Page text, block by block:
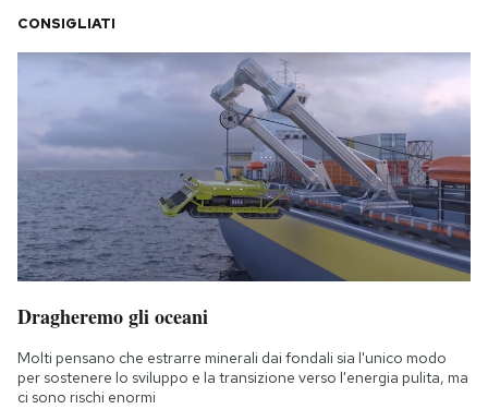
CONSIGLIATI
Dragheremo gli oceani
Molti pensano che estrarre minerali dai fondali sia l'unico modo
per sostenere lo sviluppo e la transizione verso l'energia pulita, ma
ci sono rischi enormi